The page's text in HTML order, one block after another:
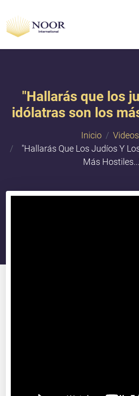
"​Hallarás que los
idólatras son los
Inicio
Videos
"​Hallarás Que Los Judíos Y
Más